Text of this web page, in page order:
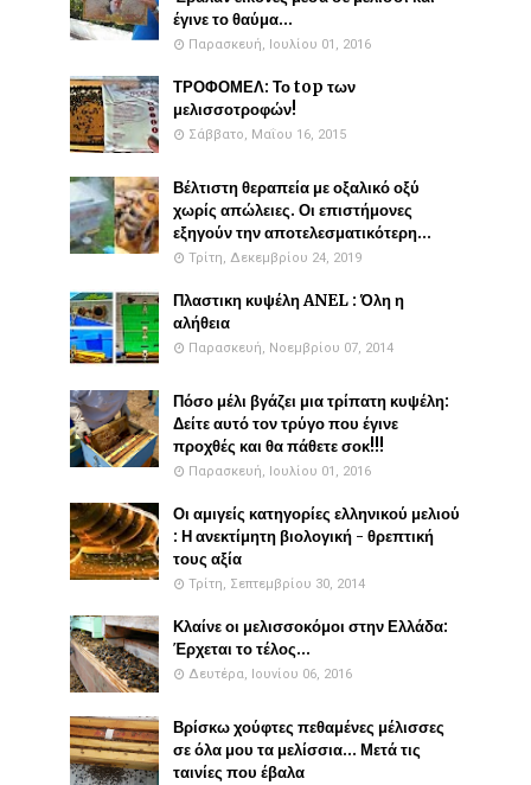
έγινε το θαύμα...
Παρασκευή, Ιουλίου 01, 2016
ΤΡΟΦΟΜΕΛ: Το top των
μελισσοτροφών!
Σάββατο, Μαΐου 16, 2015
Βέλτιστη θεραπεία με οξαλικό οξύ
χωρίς απώλειες. Οι επιστήμονες
εξηγούν την αποτελεσματικότερη...
Τρίτη, Δεκεμβρίου 24, 2019
Πλαστικη κυψέλη ANEL : Όλη η
αλήθεια
Παρασκευή, Νοεμβρίου 07, 2014
Πόσο μέλι βγάζει μια τρίπατη κυψέλη:
Δείτε αυτό τον τρύγο που έγινε
προχθές και θα πάθετε σοκ!!!
Παρασκευή, Ιουλίου 01, 2016
Οι αμιγείς κατηγορίες ελληνικού μελιού
: Η ανεκτίμητη βιολογική - θρεπτική
τους αξία
Τρίτη, Σεπτεμβρίου 30, 2014
Κλαίνε οι μελισσοκόμοι στην Ελλάδα:
Έρχεται το τέλος...
Δευτέρα, Ιουνίου 06, 2016
Βρίσκω χούφτες πεθαμένες μέλισσες
σε όλα μου τα μελίσσια... Μετά τις
ταινίες που έβαλα